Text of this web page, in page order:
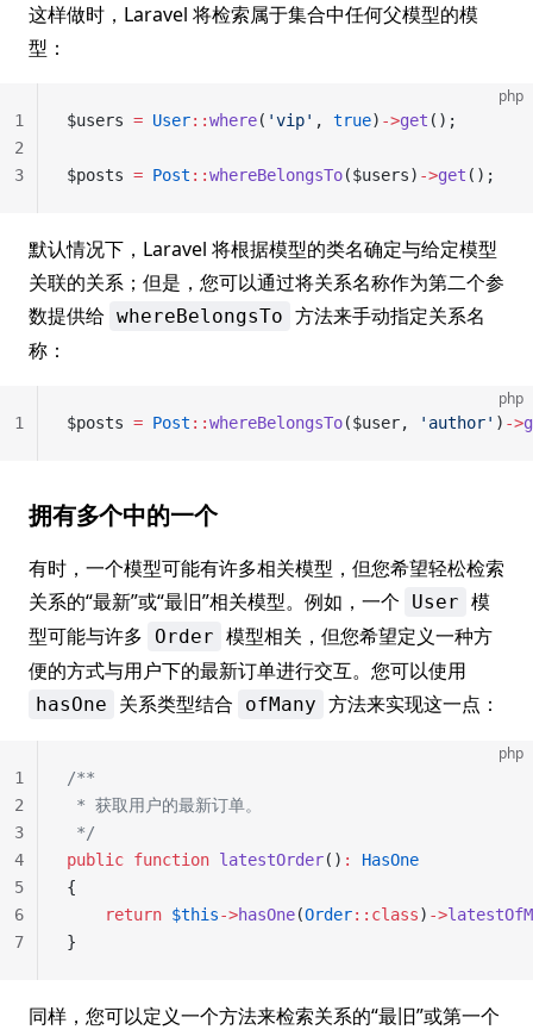
这样做时，Laravel 将检索属于集合中任何父模型的模
型：
php
$users = User::where( 'vip' , true) ->get ();
$posts = Post ::whereBelongsTo($users) ->get ();
1
2
3
默认情况下，Laravel 将根据模型的类名确定与给定模型
关联的关系；但是，您可以通过将关系名称作为第二个参
数提供给 whereBelongsTo 方法来手动指定关系名
称：
php
$posts = Post ::whereBelongsTo($user, 'author' ) ->
1
拥有多个中的一个
有时，一个模型可能有许多相关模型，但您希望轻松检索
关系的“最新”或“最旧”相关模型。例如，一个
User 模
型可能与许多
Order 模型相关，但您希望定义一种方
便的方式与用户下的最新订单进行交互。您可以使用
hasOne 关系类型结合 ofMany 方法来实现这一点：
php
/**
* 获取用户的最新订单。
*/
public function latestOrder() :
HasOne
{
    return
$this->hasOne(Order::class) ->
}
1
2
3
4
5
6
7
同样，您可以定义一个方法来检索关系的“最旧”或第一个